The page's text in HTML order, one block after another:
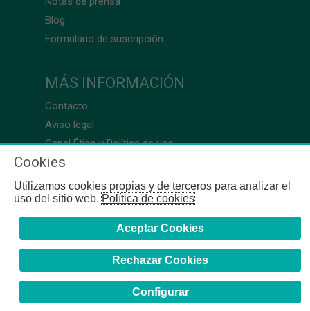
Blog
Formulario de suscripción
MÁS INFORMACIÓN
Contacto
Aviso legal
Canal Ético y Política de uso
Cookies
Utilizamos cookies propias y de terceros para analizar el
uso del sitio web.Política de cookies
Aceptar Cookies
Rechazar Cookies
Configurar